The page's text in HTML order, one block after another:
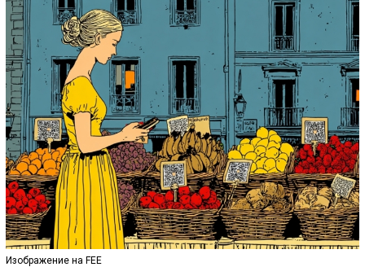
Изображение на FEE